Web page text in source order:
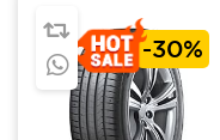
-30%